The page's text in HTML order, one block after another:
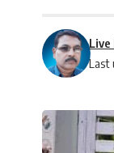
Last
Live